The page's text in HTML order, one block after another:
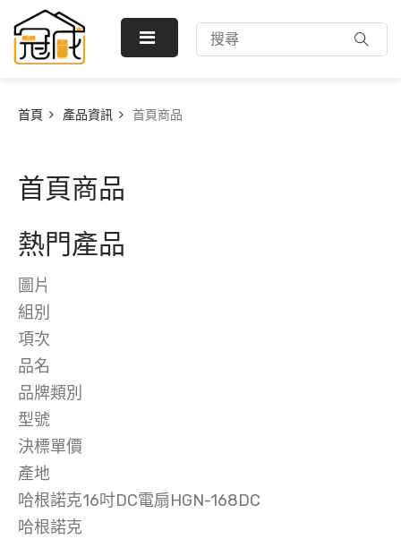
首頁 產品資訊 首頁商品
首頁商品
熱門產品
圖片
組別
項次
品名
品牌類別
型號
決標單價
產地
哈根諾克16吋DC電扇HGN-168DC
哈根諾克